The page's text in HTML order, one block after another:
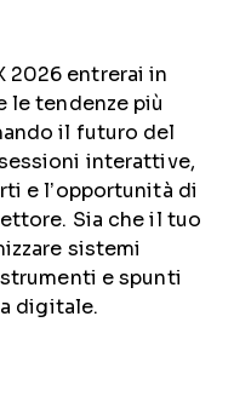
2026 entrerai in
tendenze più
il futuro del
interattive,
e l’opportunità di
Sia che il tuo
sistemi
e spunti
digitale.
Window